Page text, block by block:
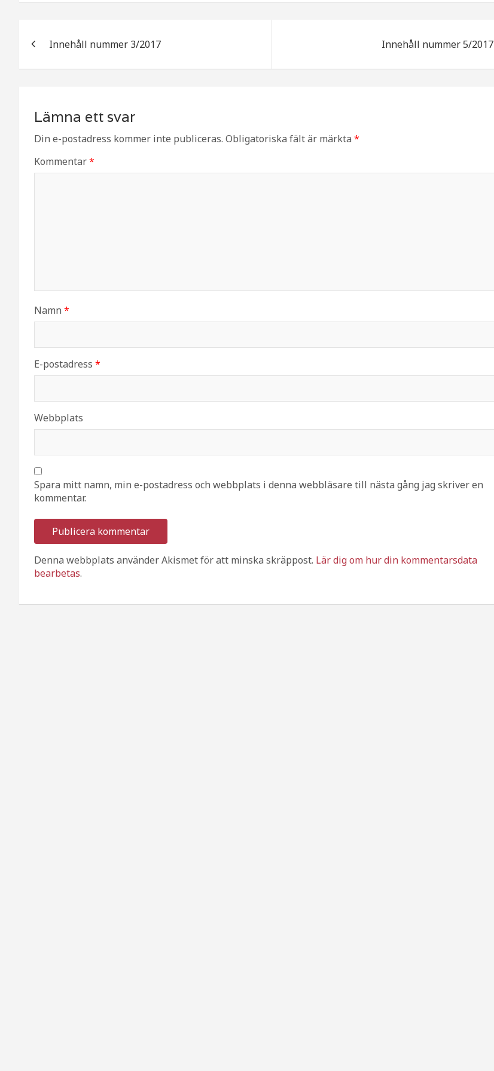
b r
Innehåll nummer 3/2017 Innehåll nummer 5/2017
Lämna ett svar
Din e-postadress kommer inte publiceras. Obligatoriska fält är märkta *
Kommentar*
Namn *
E-postadress *
Webbplats
Spara mitt namn, min e-postadress och webbplats i denna webbläsare till nästa gång jag skriver en
kommentar.
Denna webbplats använder Akismet för att minska skräppost. Lär dig om hur din kommentarsdata
bearbetas.